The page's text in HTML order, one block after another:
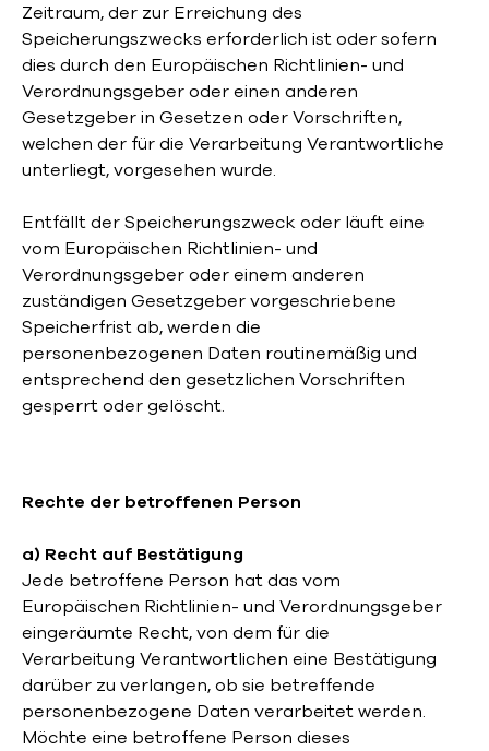
Zeitraum, der zur Erreichung des
Speicherungszwecks erforderlich ist oder sofern
dies durch den Europäischen Richtlinien- und
Verordnungsgeber oder einen anderen
Gesetzgeber in Gesetzen oder Vorschriften,
welchen der für die Verarbeitung Verantwortliche
unterliegt, vorgesehen wurde.
Entfällt der Speicherungszweck oder läuft eine
vom Europäischen Richtlinien- und
Verordnungsgeber oder einem anderen
zuständigen Gesetzgeber vorgeschriebene
Speicherfrist ab, werden die
personenbezogenen Daten routinemäßig und
entsprechend den gesetzlichen Vorschriften
gesperrt oder gelöscht.
Rechte der betroffenen Person
a) Recht auf Bestätigung
Jede betroffene Person hat das vom
Europäischen Richtlinien- und Verordnungsgeber
eingeräumte Recht, von dem für die
Verarbeitung Verantwortlichen eine Bestätigung
darüber zu verlangen, ob sie betreffende
personenbezogene Daten verarbeitet werden.
Möchte eine betroffene Person dieses